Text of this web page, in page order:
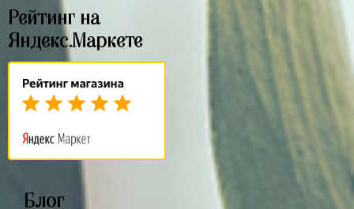
Рейтинг на
Яндекс.Маркете
Блог